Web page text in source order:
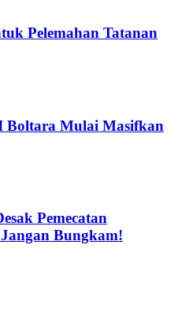
Pelemahan Tatanan
Boltara Mulai Masifkan
Pemecatan
Bungkam!